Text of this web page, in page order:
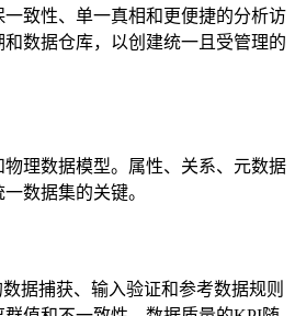
致性、单一真相和更便捷的分析访
数据仓库，以创建统一且受管理的
理数据模型。属性、关系、元数据
数据集的关键。
据捕获、输入验证和参考数据规则